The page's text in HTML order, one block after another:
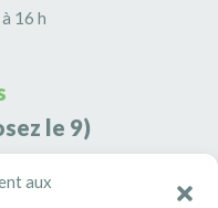
aux
16 h
le 9)